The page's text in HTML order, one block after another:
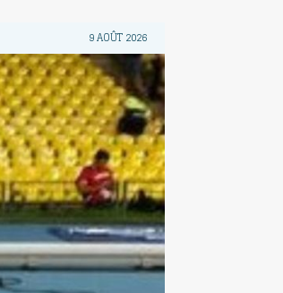
9 AOÛT 2026